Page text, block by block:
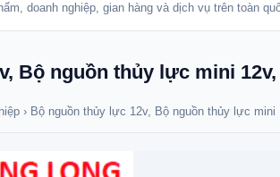
doanh nghiệp, gian hàng và dịch vụ trên toàn
Bộ nguồn thủy lực mini
› Bộ nguồn thủy lực 12v, Bộ nguồn thủy lực